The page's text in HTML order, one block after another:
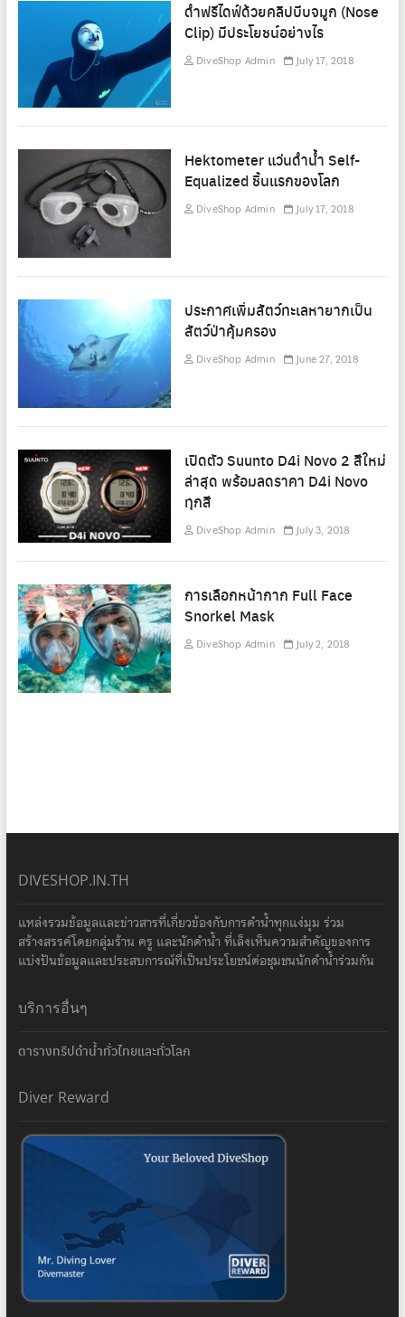
ดำฟรีไดฟ์ด้วยคลิปบีบจมูก (Nose
Clip) มีประโยชน์อย่างไร
DiveShop Admin July 17, 2018
Hektometer แว่นดำน้ำ Self-
Equalized ชิ้นแรกของโลก
DiveShop Admin July 17, 2018
ประกาศเพิ่มสัตว์ทะเลหายากเป็น
สัตว์ป่าคุ้มครอง
DiveShop Admin June 27, 2018
เปิดตัว Suunto D4i Novo 2 สีใหม่
ล่าสุด พร้อมลดราคา D4i Novo
ทุกสี
DiveShop Admin July 3, 2018
การเลือกหน้ากาก Full Face
Snorkel Mask
DiveShop Admin July 2, 2018
DIVESHOP.IN.TH
แหล่งรวมข้อมูลและข่าวสารที่เกี่ยวข้องกับการดำน้ำทุกแง่มุม ร่วม
สร้างสรรค์โดยกลุ่มร้าน ครู และนักดำน้ำ ที่เล็งเห็นความสำคัญของการ
แบ่งปันข้อมูลและประสบการณ์ที่เป็นประโยชน์ต่อชุมชนนักดำน้ำร่วมกัน
บริการอื่นๆ
ตารางทริปดำน้ำทั่วไทยและทั่วโลก
Diver Reward